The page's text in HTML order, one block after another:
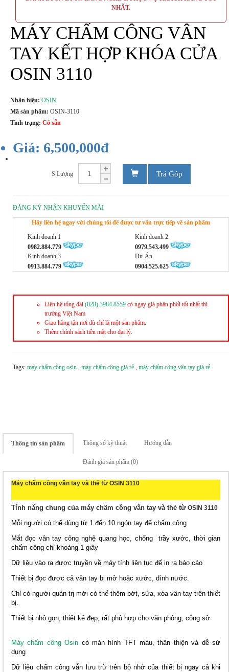
NHẤT.
MÁY CHẤM CÔNG VÂN
TAY KẾT HỢP KHÓA CỬA
OSIN 3110
Nhãn hiệu: OSIN
Mã sản phẩm: OSIN-3110
Tình trạng: Có sẵn
Giá: 6,500,000đ
S.Lượng Trả Góp
ĐĂNG KÝ NHẬN KHUYẾN MÃI
Hãy liên hệ ngay với chúng tôi để được tư vấn trực tiếp về sản phẩm
Kinh doanh 1
0982.884.779
Kinh doanh 2
0979.543.499
Kinh doanh 3
0913.884.779
Dự Án
0904.525.625
Liên hệ tổng đài (028) 3984.8559 có ngay giá phân phối tốt nhất thị
trường Việt Nam
Giao hàng tận nơi dù chỉ là một sản phẩm.
Thêm chính sách tiền mặt cho đại lý.
Tags: máy chấm công osin , máy chấm công giá rẻ , máy chấm công vân tay giá rẻ
Thông tin sản phẩm Thông số kỹ thuật Hướng dẫn
Đánh giá sản phẩm (0)
Máy chấm công vân tay và thẻ từ OSIN 3110
Tính năng chung của máy chấm công vân tay và thẻ từ OSIN 3110
Mỗi người có thể dùng từ 1 đến 10 ngón tay để chấm công
Mắt đọc vân tay công nghệ quang học, chống trầy xước, thời gian
chấm công chỉ khoảng 1 giây
Dữ liệu vào ra được truyền về máy tính liên tục để in ra báo cáo
Thiết bị đọc được cả vân tay bị mở hoặc xước, dính nước.
Chỉ có người quản trị mới có thể thêm bớt, sửa, xóa vân tay trên thiết
bị.
Thiết bị nhỏ gọn, thiết kế đẹp, rất phù hợp cho văn phòng, công sở
Máy chấm công Osin có màn hình TFT màu, thân thiện và dễ sử
dụng
Dữ liệu chấm công vẫn lưu trữ trên bộ nhớ của thiết bị ngay cả khi